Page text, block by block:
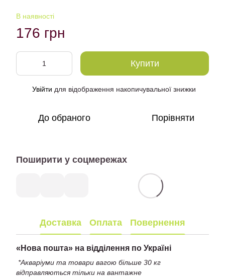
В наявності
176 грн
Купити
Увійти для відображення накопичувальної знижки
До обраного Порівняти
Поширити у соцмережах
Доставка Оплата Повернення
« Нова пошта» на відділення по Україні
*Акваріуми та товари вагою більше 30 кг
відправляються тільки на вантажне